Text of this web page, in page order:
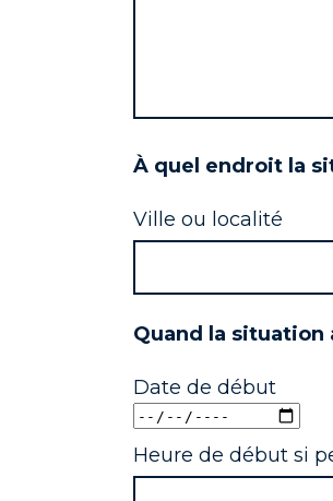
À quel endroit la
Ville ou localité
Quand la situation
Date de début
Heure de début si